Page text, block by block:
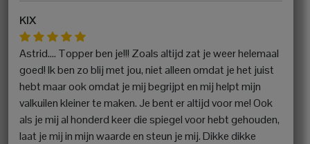
KIX
Astrid…. Topper ben je!!! Zoals altijd zat je weer helemaal
goed! Ik ben zo blij met jou, niet alleen omdat je het juist
hebt maar ook omdat je mij begrijpt en mij helpt mijn
valkuilen kleiner te maken. Je bent er altijd voor me! Ook
als je mij al honderd keer die spiegel voor hebt gehouden,
laat je mij in mijn waarde en steun je mij. Dikke dikke